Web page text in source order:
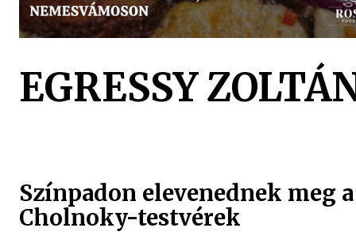
EGRESSY
Színpadon elevenednek meg a
Cholnoky-testvérek